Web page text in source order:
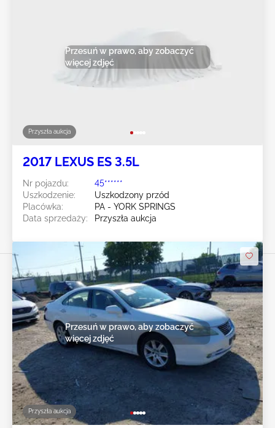
Przyszła aukcja
Przesuń w prawo, aby zobaczyć
więcej zdjęć
2017 LEXUS ES 3.5L
Nr pojazdu:
45******
Uszkodzenie:
Uszkodzony przód
Placówka:
PA - YORK SPRINGS
Data sprzedaży:
Przyszła aukcja
Przyszła aukcja
Przesuń w prawo, aby zobaczyć
więcej zdjęć